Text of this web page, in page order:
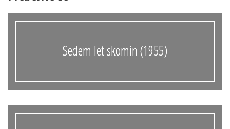
Sedem let skomin (1955)